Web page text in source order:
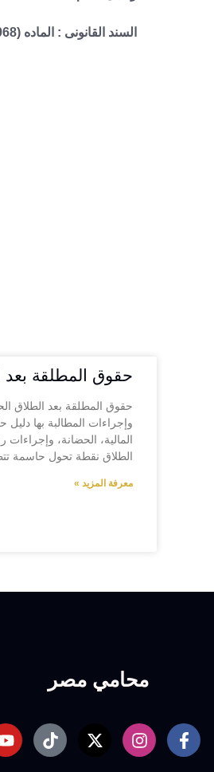
السند القانونى : الماده (968) من القانون المدنى
حقوق المطلقة بعد
حقوق المطلقة بعد الطلاق
وإجراءات المطالبة بها
المالية، الحضانة،
الطلاق نقطة تحول حاسمة
معرفة المزيد »
محامي مصر